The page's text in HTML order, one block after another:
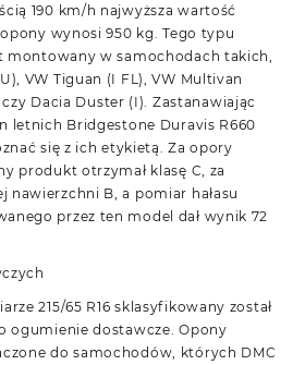
190 km/h najwyższa wartość
wynosi 950 kg. Tego typu
montowany w samochodach takich,
VW Tiguan (I FL), VW Multivan
czy Dacia Duster (I). Zastanawiając
letnich Bridgestone Duravis R660
się z ich etykietą. Za opory
produkt otrzymał klasę C, za
nawierzchni B, a pomiar hałasu
przez ten model dał wynik 72
215/65 R16 sklasyfikowany został
ogumienie dostawcze. Opony
do samochodów, których DMC